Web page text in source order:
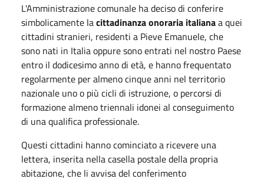
L'Amministrazione comunale ha deciso di conferire
simbolicamente lacittadinanza onoraria italianaa quei
cittadini stranieri, residenti a Pieve Emanuele, che
sono nati in Italia oppure sono entrati nel nostro Paese
entro il dodicesimo anno di età, e hanno frequentato
regolarmente per almeno cinque anni nel territorio
nazionale uno o più cicli di istruzione, o percorsi di
formazione almeno triennali idonei al conseguimento
di una qualifica professionale.
Questi cittadini hanno cominciato a ricevere una
lettera, inserita nella casella postale della propria
abitazione, che li avvisa del conferimento